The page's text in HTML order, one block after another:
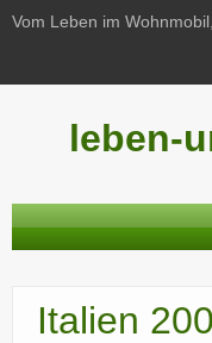
Vom Leben im
leben-
Reiseberichte
Italien